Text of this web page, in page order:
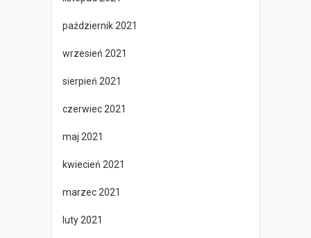
październik 2021
wrzesień 2021
sierpień 2021
czerwiec 2021
maj 2021
kwiecień 2021
marzec 2021
luty 2021